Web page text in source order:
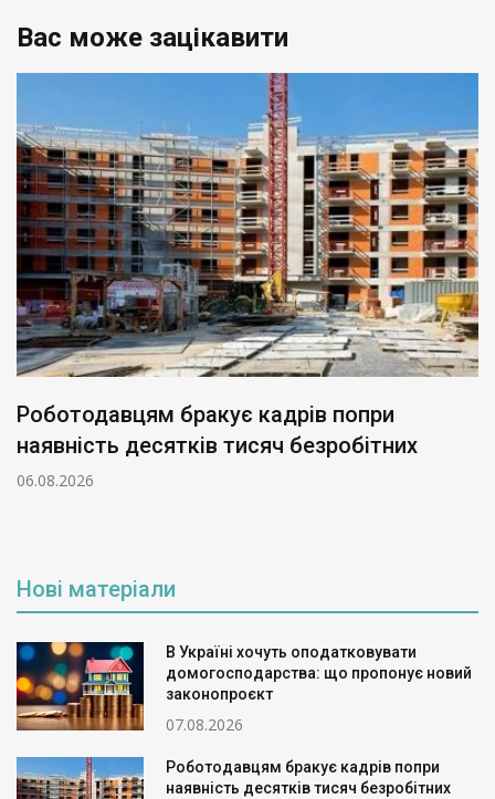
Вас може зацікавити
Роботодавцям бракує кадрів попри
наявність десятків тисяч безробітних
06.08.2026
Нові матеріали
В Україні хочуть оподатковувати
домогосподарства: що пропонує новий
законопроєкт
07.08.2026
Роботодавцям бракує кадрів попри
наявність десятків тисяч безробітних